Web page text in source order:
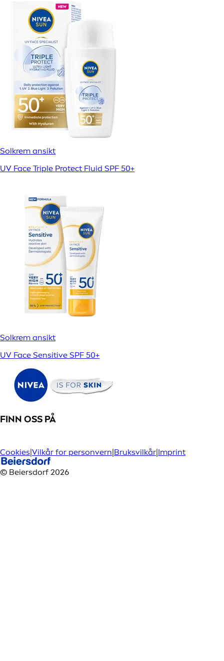
Solkrem ansikt
UV Face Triple Protect Fluid SPF 50+
Solkrem ansikt
UV Face Sensitive SPF 50+
FINN OSS PÅ
Cookies|Vilkår for personvern|Bruksvilkår|Imprint
© Beiersdorf 2026